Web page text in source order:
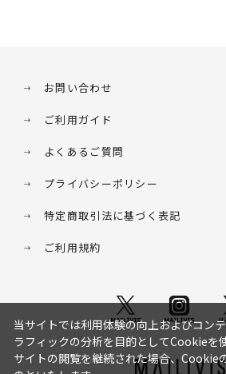
お問い合わせ
ご利用ガイド
よくあるご質問
プライバシーポリシー
特定商取引法に基づく表記
ご利用規約
当サイトでは利用体験の向上およびコン
ラフィックの分析を目的としてCookieを
サイトの閲覧を継続された場合、Cookie